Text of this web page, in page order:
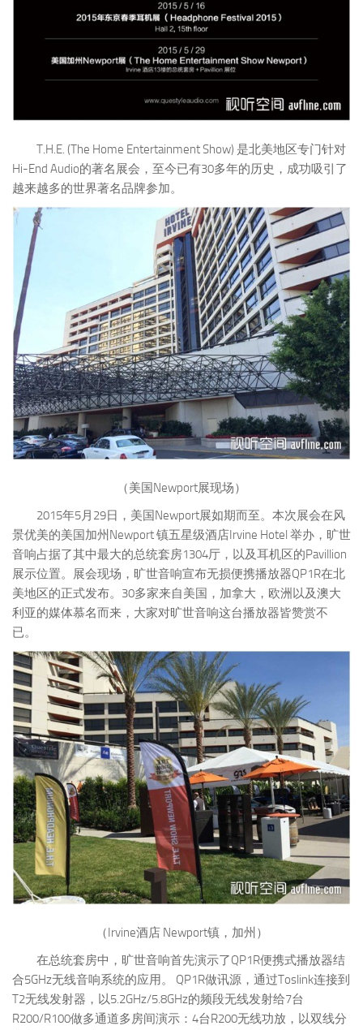
T.H.E. (The Home Entertainment Show) 是北美地区专门针对
Hi-End Audio的著名展会，至今已有30多年的历史，成功吸引了
越来越多的世界著名品牌参加。
（美国Newport展现场）
2015年5月29日，美国Newport展如期而至。本次展会在风
景优美的美国加州Newport 镇五星级酒店Irvine Hotel 举办，旷世
音响占据了其中最大的总统套房1304厅，以及耳机区的Pavillion
展示位置。展会现场，旷世音响宣布无损便携播放器QP1R在北
美地区的正式发布。30多家来自美国，加拿大，欧洲以及澳大
利亚的媒体慕名而来，大家对旷世音响这台播放器皆赞赏不
已。
（Irvine酒店 Newport镇，加州）
在总统套房中，旷世音响首先演示了QP1R便携式播放器结
合5GHz无线音响系统的应用。 QP1R做讯源，通过Toslink连接到
T2无线发射器，以5.2GHz/5.8GHz的频段无线发射给7台
R200/R100做多通道多房间演示：4台R200无线功放，以双线分